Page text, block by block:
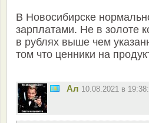
В Новосибирске
зарплатами. Не в золоте
в рублях выше чем
том что ценники на
Ал 10.08.2021 в